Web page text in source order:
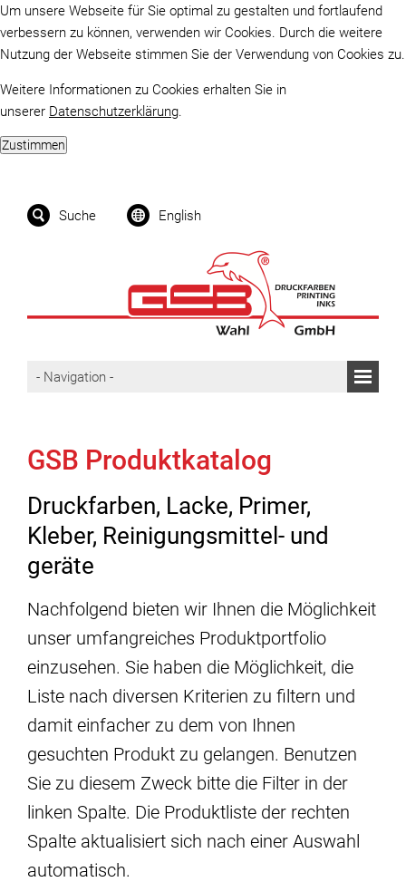
Um unsere Webseite für Sie optimal zu gestalten und fortlaufend
verbessern zu können, verwenden wir Cookies. Durch die weitere
Nutzung der Webseite stimmen Sie der Verwendung von Cookies zu.
Weitere Informationen zu Cookies erhalten Sie in
unserer Datenschutzerklärung.
Suche English
GSB Produktkatalog
Druckfarben, Lacke, Primer,
Kleber, Reinigungsmittel- und
geräte
Nachfolgend bieten wir Ihnen die Möglichkeit
unser umfangreiches Produktportfolio
einzusehen. Sie haben die Möglichkeit, die
Liste nach diversen Kriterien zu filtern und
damit einfacher zu dem von Ihnen
gesuchten Produkt zu gelangen. Benutzen
Sie zu diesem Zweck bitte die Filter in der
linken Spalte. Die Produktliste der rechten
Spalte aktualisiert sich nach einer Auswahl
automatisch.